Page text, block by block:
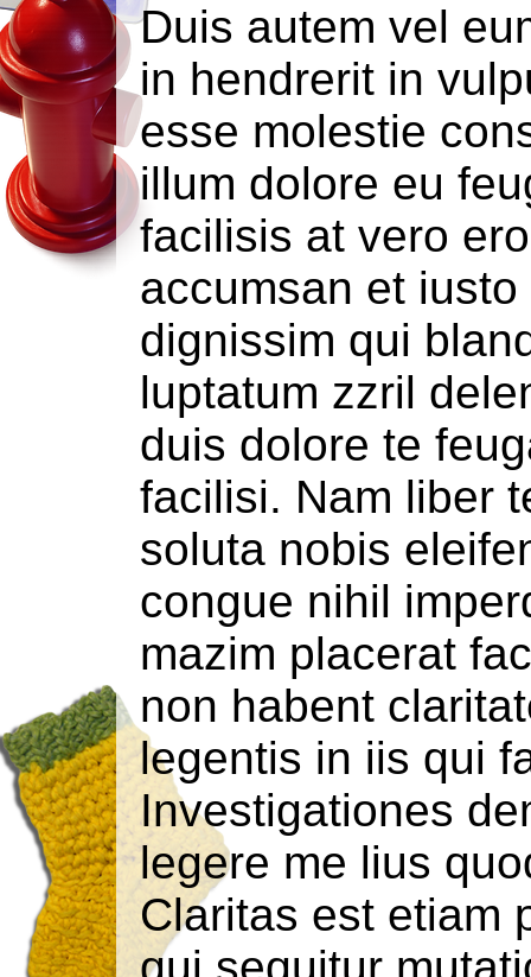
Duis autem vel
in hendrerit in
esse molestie
illum dolore eu
facilisis at vero
accumsan et iusto
dignissim qui
luptatum zzril
duis dolore te
facilisi. Nam liber
soluta nobis
congue nihil
mazim placerat
non habent
legentis in iis qui
Investigationes
legere me lius
Claritas est etiam